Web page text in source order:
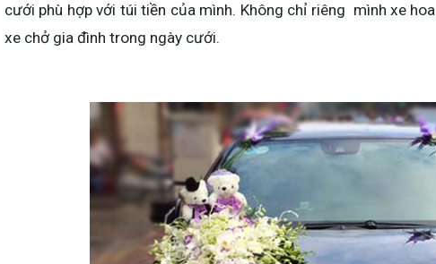
cưới phù hợp với túi tiền của mình. Không chỉ riêng mình xe
xe chở gia đình trong ngày cưới.